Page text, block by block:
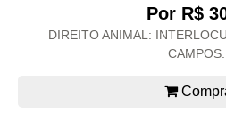
Por R$
DIREITO ANIMAL:
CAMPOS...